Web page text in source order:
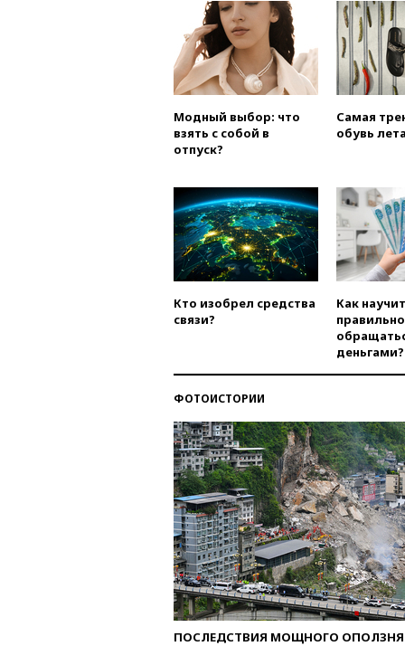
Модный выбор: что
взять с собой в
отпуск?
Самая
обувь
Кто изобрел средства
связи?
Как
правильно
деньгами?
ФОТОИСТОРИИ
ПОСЛЕДСТВИЯ МОЩНОГО ОПОЛЗНЯ